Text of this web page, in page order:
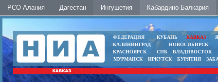
РСО-Алания Дагестан Ингушетия Кабардино-Балкария
ФЕДЕРАЦИЯ КУБАНЬ КАВКАЗ
КАЛИНИНГРАД
НОВОСИБИРСК
КРАСНОЯРСК
СПБ
ВЛАДИВОСТОК
МУРМАНСК
ИРКУТСК БУРЯТИЯ